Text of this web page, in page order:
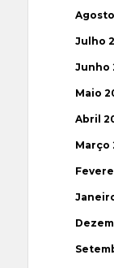
Julho
Junho
Maio
Abril
Março